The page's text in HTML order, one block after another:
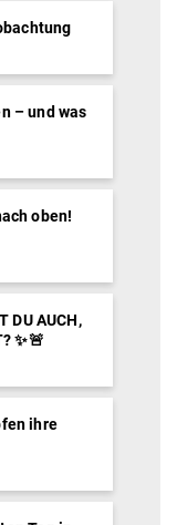
– und was
oben!
DU AUCH,
✨🚨
ihre